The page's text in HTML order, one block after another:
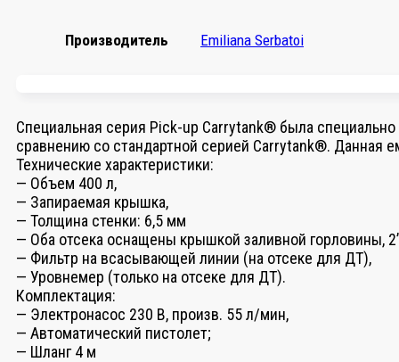
Производитель Emiliana Serbatoi
Специальная серия Pick-up Carrytank® была
сравнению со стандартной серией Carrytank®. Данная
Технические характеристики:
— Объем 400 л,
— Запираемая крышка,
— Толщина стенки: 6,5 мм
— Оба отсека оснащены крышкой заливной горловины,
— Фильтр на всасывающей линии (на отсеке для ДТ),
— Уровнемер (только на отсеке для ДТ).
Комплектация:
— Электронасос 230 В, произв. 55 л/мин,
— Автоматический пистолет;
— Шланг 4 м